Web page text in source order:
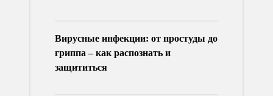
Вирусные инфекции: от простуды до
гриппа – как распознать и
защититься